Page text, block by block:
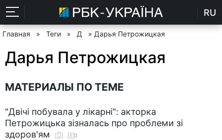
RU
Главная » Теги » Д » Дарья Петрожицкая
Дарья Петрожицкая
МАТЕРИАЛЫ ПО ТЕМЕ
"Двічі побувала у лікарні": акторка
Петрожицька зізналась про проблеми зі
здоров'ям